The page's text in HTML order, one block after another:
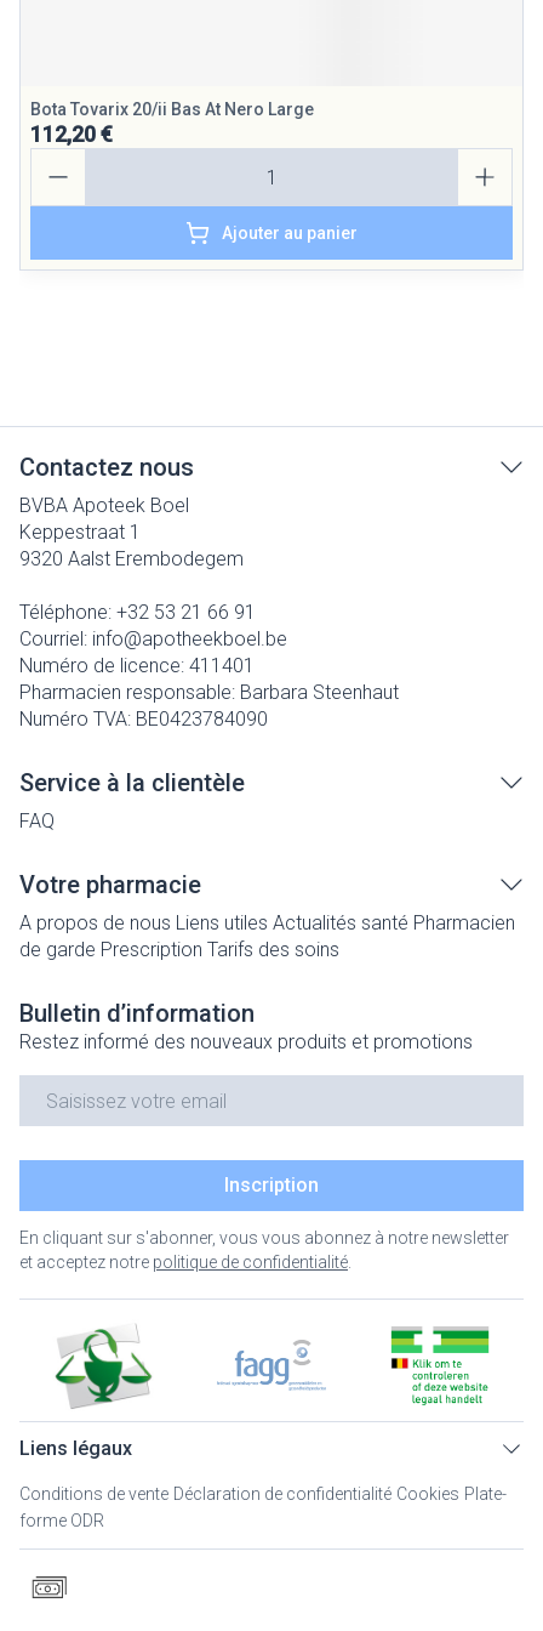
Bota Tovarix 20/ii Bas At Nero Large
112,20 €
Ajouter au panier
Contactez nous
BVBA Apoteek Boel
Keppestraat 1
9320 Aalst Erembodegem
Téléphone: +32 53 21 66 91
Courriel: info@apotheekboel.be
Numéro de licence: 411401
Pharmacien responsable: Barbara Steenhaut
Numéro TVA: BE0423784090
Service à la clientèle
FAQ
Votre pharmacie
A propos de nous Liens utiles Actualités santé Pharmacien
de garde Prescription Tarifs des soins
Bulletin d’information
Restez informé des nouveaux produits et promotions
Inscription
En cliquant sur s'abonner, vous vous abonnez à notre newsletter
et acceptez notre politique de confidentialité
Liens légaux
Conditions de vente Déclaration de confidentialité Cookies Plate-
forme ODR